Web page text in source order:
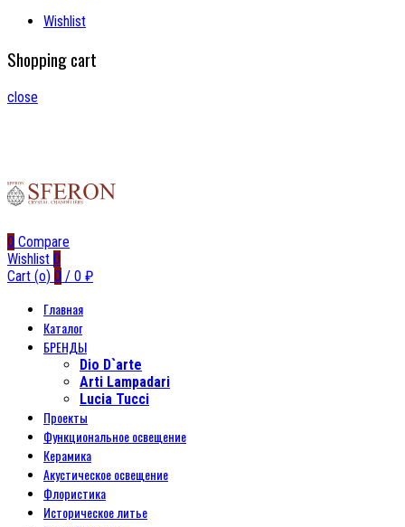
Wishlist
Shopping cart
close
0 Compare
Wishlist 0
Cart (o) 0 / 0 ₽
Главная
Каталог
БРЕНДЫ
Dio D`arte
Arti Lampadari
Lucia Tucci
Проекты
Функциональное освещение
Керамика
Акустическое освещение
Флористика
Историческое литье